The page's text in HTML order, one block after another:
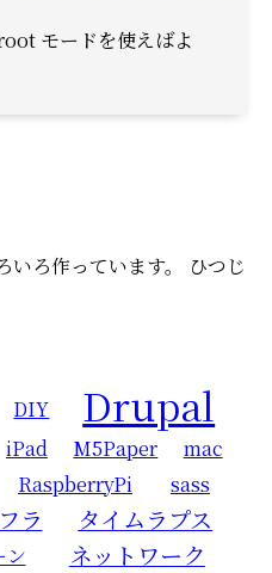
モードを使えばよ
いろ作っています。
ひつじ
DIY Drupal
iPad M5Paper
mac
RaspberryPi
sass
ラ
タイムラプス
ン ネットワーク